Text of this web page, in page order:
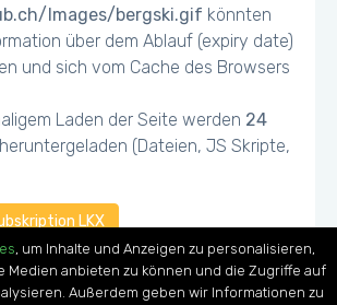
Images/bergski.gif könnten
über dem Ablauf (expiry date)
und sich vom Cache des Browsers
Laden der Seite werden 24
(Dateien, JS Skripte,
LKX
, um Inhalte und Anzeigen zu personalisieren,
Medien anbieten zu können und die Zugriffe auf
Außerdem geben wir Informationen zu